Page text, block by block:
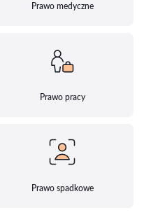
Prawo medyczne
Prawo pracy
Prawo spadkowe